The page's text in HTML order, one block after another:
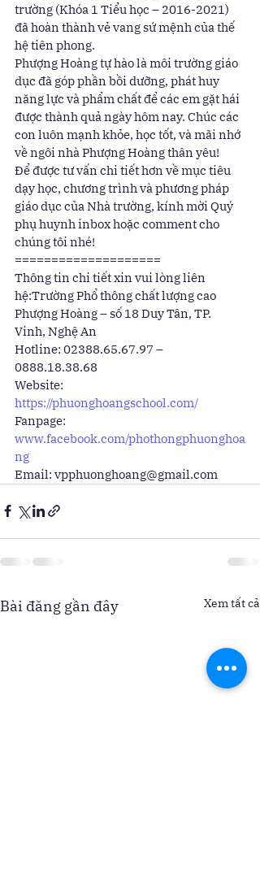
trường (Khóa 1 Tiểu học – 2016-2021)
đã hoàn thành vẻ vang sứ mệnh của thế
hệ tiên phong.
Phượng Hoàng tự hào là môi trường giáo
dục đã góp phần bồi dưỡng, phát huy
năng lực và phẩm chất để các em gặt hái
được thành quả ngày hôm nay. Chúc các
con luôn mạnh khỏe, học tốt, và mãi nhớ
về ngôi nhà Phượng Hoàng thân yêu! ️
Để được tư vấn chi tiết hơn về mục tiêu
dạy học, chương trình và phương pháp
giáo dục của Nhà trường, kính mời Quý
phụ huynh inbox hoặc comment cho
chúng tôi nhé!
====================
Thông tin chi tiết xin vui lòng liên
hệ:Trường Phổ thông chất lượng cao
Phượng Hoàng – số 18 Duy Tân, TP.
Vinh, Nghệ An
Hotline: 02388.65.67.97 –
0888.18.38.68
Website:
https://phuonghoangschool.com/
Fanpage:
www.facebook.com/phothongphuonghoa
ng
Email: vpphuonghoang@gmail.com
Bài đăng gần đây Xem tất cả